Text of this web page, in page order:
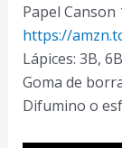
Papel
https://
Lápices: 3B,
Goma de
Difumino o